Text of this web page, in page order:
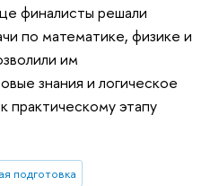
финалисты решали
по математике, физике и
им
знания и логическое
практическому этапу
подготовка